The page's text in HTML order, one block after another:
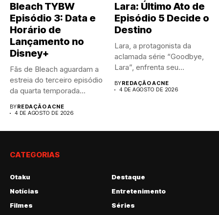
Bleach TYBW
Episódio 3: Data e
Horário de
Lançamento no
Disney+
Fãs de Bleach aguardam a
estreia do terceiro episódio
da quarta temporada...
BYREDAÇÃO ACNE
4 DE AGOSTO DE 2026
Lara: Último Ato de
Episódio 5 Decide o
Destino
Lara, a protagonista da
aclamada série “Goodbye,
Lara”, enfrenta seu
momento mais...
BYREDAÇÃO ACNE
4 DE AGOSTO DE 2026
CATEGORIAS
Otaku
Destaque
Notícias
Entretenimento
Filmes
Séries